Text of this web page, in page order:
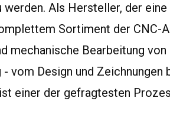
werden. Als Hersteller, der
Sortiment der CNC-
mechanische Bearbeitung
vom Design und Zeichnungen
einer der gefragtesten